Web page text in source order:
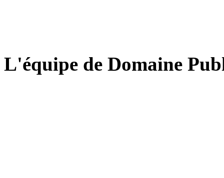
L'équipe de Domaine